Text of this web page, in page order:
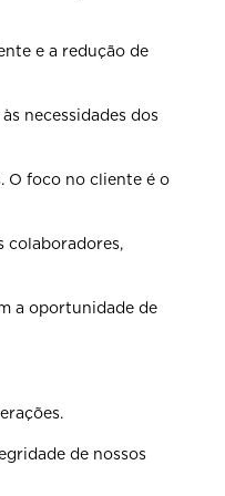
e a redução de
necessidades dos
O foco no cliente é o
colaboradores,
a oportunidade de
de nossos